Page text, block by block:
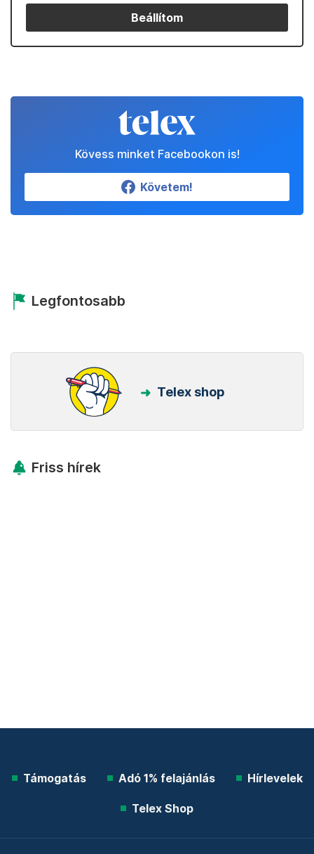
Beállítom
Kövess minket Facebookon is!
Követem!
Legfontosabb
Telex shop
Friss hírek
Támogatás Adó 1% felajánlás Hírlevelek
Telex Shop